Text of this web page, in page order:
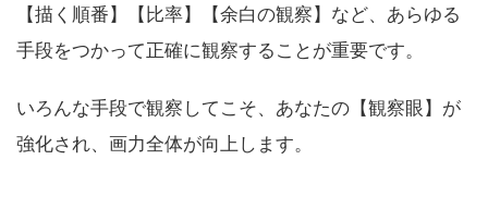
【描く順番】【比率】【余白の観察】など、あらゆる
手段をつかって正確に観察することが重要です。
いろんな手段で観察してこそ、あなたの【観察眼】が
強化され、画力全体が向上します。